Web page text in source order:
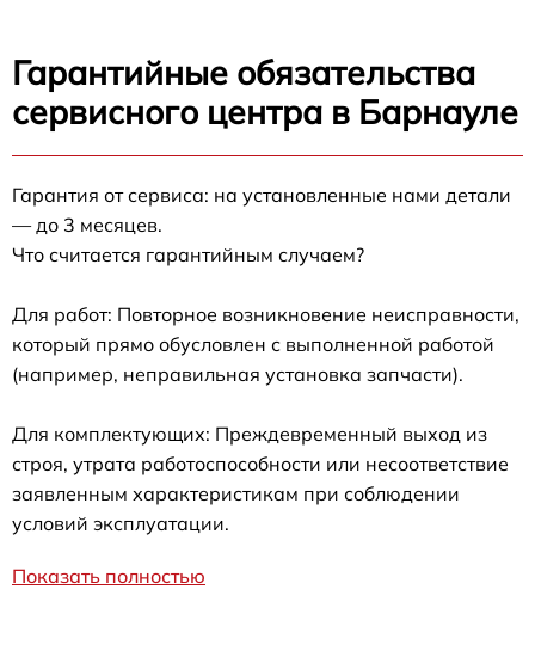
Гарантийные обязательства
сервисного центра в Барнауле
Гарантия от сервиса: на установленные нами детали
— до 3 месяцев.
Что считается гарантийным случаем?
Для работ: Повторное возникновение неисправности,
который прямо обусловлен с выполненной работой
(например, неправильная установка запчасти).
Для комплектующих: Преждевременный выход из
строя, утрата работоспособности или несоответствие
заявленным характеристикам при соблюдении
условий эксплуатации.
Показать полностью